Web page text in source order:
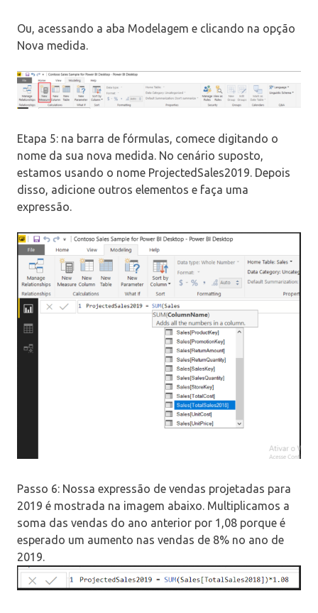
Ou, acessando a aba Modelagem e clicando na opção
Nova medida.
Etapa 5: na barra de fórmulas, comece digitando o
nome da sua nova medida. No cenário suposto,
estamos usando o nome ProjectedSales2019. Depois
disso, adicione outros elementos e faça uma
expressão.
Passo 6: Nossa expressão de vendas projetadas para
2019 é mostrada na imagem abaixo. Multiplicamos a
soma das vendas do ano anterior por 1,08 porque é
esperado um aumento nas vendas de 8% no ano de
2019.